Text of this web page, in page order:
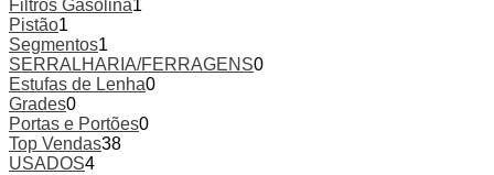
Filtros Gasolina1
Pistão1
Segmentos1
SERRALHARIA/FERRAGENS0
Estufas de Lenha0
Grades0
Portas e Portões0
Top Vendas38
USADOS4